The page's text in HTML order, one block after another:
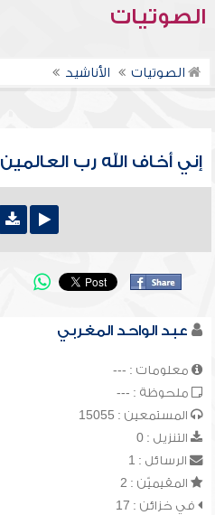
الصوتيات
الصوتيات الأناشيد
إني أخاف الله رب العالمين
عبد الواحد المغربي
معلومات : ---
ملحوظة : ---
المستمعين : 15055
التنزيل : 0
الرسائل : 1
المقيميّن : 2
في خزائن : 17